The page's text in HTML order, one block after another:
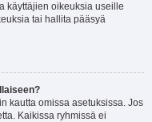
käyttäjien oikeuksia useille
tai hallita pääsyä
kautta omissa asetuksissa. Jos
Kaikissa ryhmissä ei